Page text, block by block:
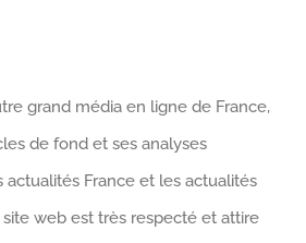
grand média en ligne de France,
de fond et ses analyses
actualités France et les actualités
web est très respecté et attire